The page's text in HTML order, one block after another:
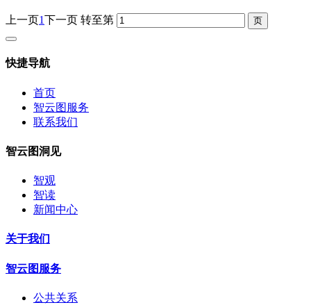
上一页1下一页 转至第
快捷导航
首页
智云图服务
联系我们
智云图洞见
智观
智读
新闻中心
关于我们
智云图服务
公共关系